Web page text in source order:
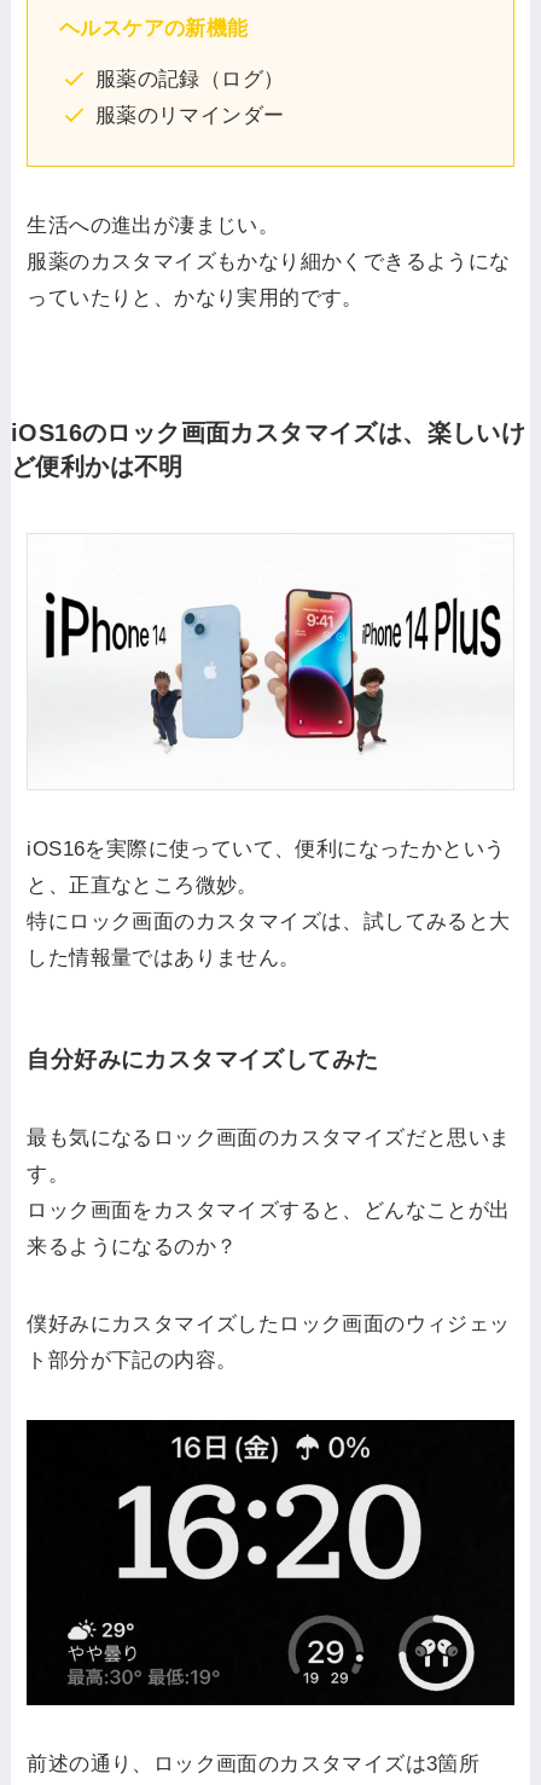
ヘルスケアの新機能
服薬の記録（ログ）
服薬のリマインダー
生活への進出が凄まじい。
服薬のカスタマイズもかなり細かくできるようにな
っていたりと、かなり実用的です。
iOS16のロック画面カスタマイズは、楽しいけ
ど便利かは不明
iOS16を実際に使っていて、便利になったかという
と、正直なところ微妙。
特にロック画面のカスタマイズは、試してみると大
した情報量ではありません。
自分好みにカスタマイズしてみた
最も気になるロック画面のカスタマイズだと思いま
す。
ロック画面をカスタマイズすると、どんなことが出
来るようになるのか？
僕好みにカスタマイズしたロック画面のウィジェッ
ト部分が下記の内容。
前述の通り、ロック画面のカスタマイズは3箇所